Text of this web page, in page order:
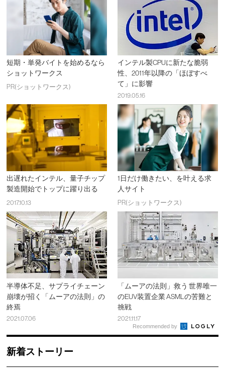
短期・単発バイトを始めるなら
ショットワークス
PR(ショットワークス)
インテル製CPUに新たな脆弱
性、2011年以降の「ほぼすべ
て」に影響
2019.05.16
出遅れたインテル、量子チップ
製造開始でトップに躍り出る
2017.10.13
1日だけ働きたい、を叶える求
人サイト
PR(ショットワークス)
半導体不足、サプライチェーン
崩壊が招く「ムーアの法則」の
終焉
2021.07.06
「ムーアの法則」救う 世界唯一
のEUV装置企業 ASMLの苦難と
挑戦
2021.11.17
Recommended by
新着ストーリー